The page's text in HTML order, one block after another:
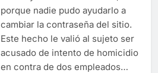
porque nadie pudo ayudarlo a
cambiar la contraseña del sitio.
Este hecho le valió al sujeto ser
acusado de intento de homicidio
en contra de dos empleados…